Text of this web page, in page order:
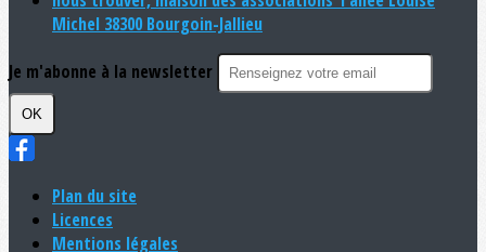
Michel 38300 Bourgoin-Jallieu
Je m'abonne à la newsletter
OK
Plan du site
Licences
Mentions légales